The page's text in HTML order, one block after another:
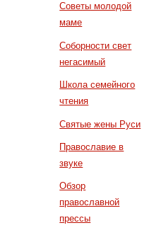
Советы молодой
маме
Соборности свет
негасимый
Школа семейного
чтения
Святые жены Руси
Православие в
звуке
Обзор
православной
прессы